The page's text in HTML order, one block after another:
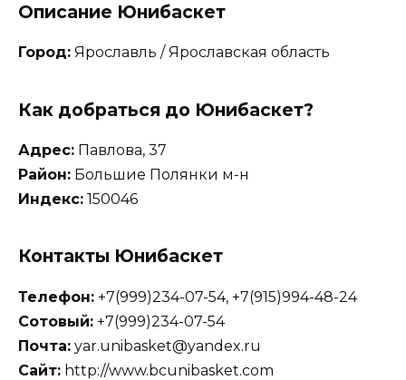
Описание Юнибаскет
Город: Ярославль / Ярославская область
Как добраться до Юнибаскет?
Адрес: Павлова, 37
Район: Большие Полянки м-н
Индекс: 150046
Контакты Юнибаскет
Телефон: +7(999)234-07-54, +7(915)994-48-24
Сотовый: +7(999)234-07-54
Почта: yar.unibasket@yandex.ru
Сайт: http://www.bcunibasket.com